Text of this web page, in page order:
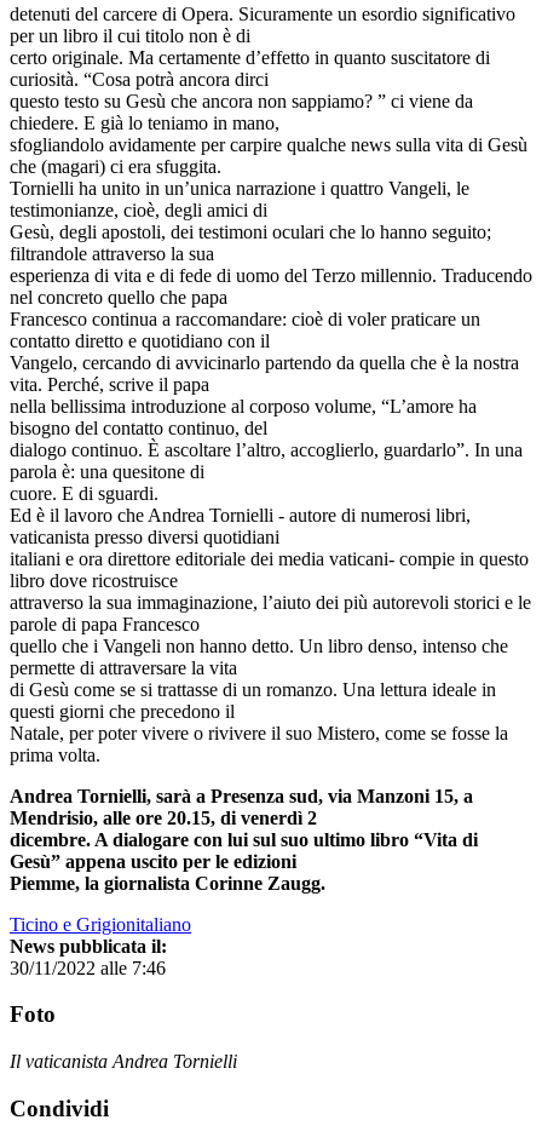
detenuti del carcere di Opera. Sicuramente un esordio significativo
per un libro il cui titolo non è di
certo originale. Ma certamente d’effetto in quanto suscitatore di
curiosità. “Cosa potrà ancora dirci
questo testo su Gesù che ancora non sappiamo? ” ci viene da
chiedere. E già lo teniamo in mano,
sfogliandolo avidamente per carpire qualche news sulla vita di Gesù
che (magari) ci era sfuggita.
Tornielli ha unito in un’unica narrazione i quattro Vangeli, le
testimonianze, cioè, degli amici di
Gesù, degli apostoli, dei testimoni oculari che lo hanno seguito;
filtrandole attraverso la sua
esperienza di vita e di fede di uomo del Terzo millennio. Traducendo
nel concreto quello che papa
Francesco continua a raccomandare: cioè di voler praticare un
contatto diretto e quotidiano con il
Vangelo, cercando di avvicinarlo partendo da quella che è la nostra
vita. Perché, scrive il papa
nella bellissima introduzione al corposo volume, “L’amore ha
bisogno del contatto continuo, del
dialogo continuo. È ascoltare l’altro, accoglierlo, guardarlo”. In una
parola è: una quesitone di
cuore. E di sguardi.
Ed è il lavoro che Andrea Tornielli - autore di numerosi libri,
vaticanista presso diversi quotidiani
italiani e ora direttore editoriale dei media vaticani- compie in questo
libro dove ricostruisce
attraverso la sua immaginazione, l’aiuto dei più autorevoli storici e le
parole di papa Francesco
quello che i Vangeli non hanno detto. Un libro denso, intenso che
permette di attraversare la vita
di Gesù come se si trattasse di un romanzo. Una lettura ideale in
questi giorni che precedono il
Natale, per poter vivere o rivivere il suo Mistero, come se fosse la
prima volta.
Andrea Tornielli, sarà a Presenza sud, via Manzoni 15, a
Mendrisio, alle ore 20.15, di venerdì 2
dicembre. A dialogare con lui sul suo ultimo libro “Vita di
Gesù” appena uscito per le edizioni
Piemme, la giornalista Corinne Zaugg.
Ticino e Grigionitaliano
News pubblicata il:
30/11/2022 alle 7:46
Foto
Il vaticanista Andrea Tornielli
Condividi